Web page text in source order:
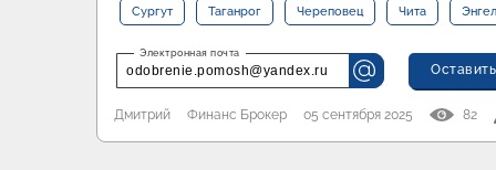
Сургут Таганрог Череповец Чита
odobrenie.pomosh@yandex.ru
Дмитрий Финанс Брокер 05 сентября 2025 82